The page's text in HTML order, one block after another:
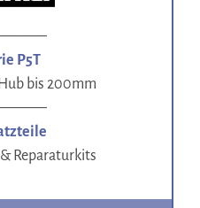
P5T
bis 200mm
Reparaturkits